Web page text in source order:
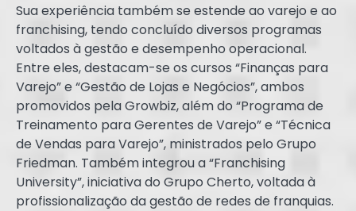
Sua experiência também se estende ao varejo e ao
franchising, tendo concluído diversos programas
voltados à gestão e desempenho operacional.
Entre eles, destacam-se os cursos “Finanças para
Varejo” e “Gestão de Lojas e Negócios”, ambos
promovidos pela Growbiz, além do “Programa de
Treinamento para Gerentes de Varejo” e “Técnica
de Vendas para Varejo”, ministrados pelo Grupo
Friedman. Também integrou a “Franchising
University”, iniciativa do Grupo Cherto, voltada à
profissionalização da gestão de redes de franquias.